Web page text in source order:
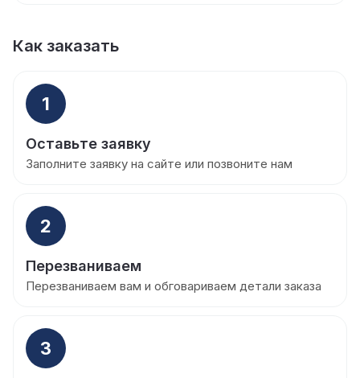
Как заказать
1
Оставьте заявку
Заполните заявку на сайте или позвоните нам
2
Перезваниваем
Перезваниваем вам и обговариваем детали заказа
3